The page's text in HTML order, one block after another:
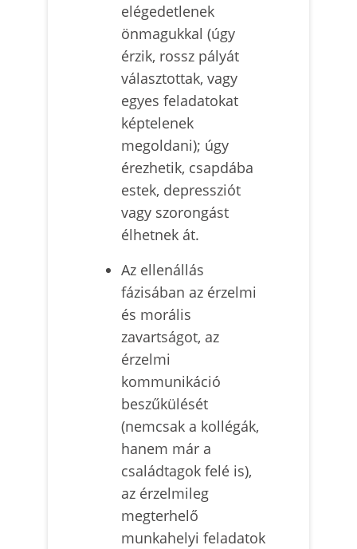
elégedetlenek
önmagukkal (úgy
érzik, rossz pályát
választottak, vagy
egyes feladatokat
képtelenek
megoldani); úgy
érezhetik, csapdába
estek, depressziót
vagy szorongást
élhetnek át.
Az ellenállás
fázisában az érzelmi
és morális
zavartságot, az
érzelmi
kommunikáció
beszűkülését
(nemcsak a kollégák,
hanem már a
családtagok felé is),
az érzelmileg
megterhelő
munkahelyi feladatok